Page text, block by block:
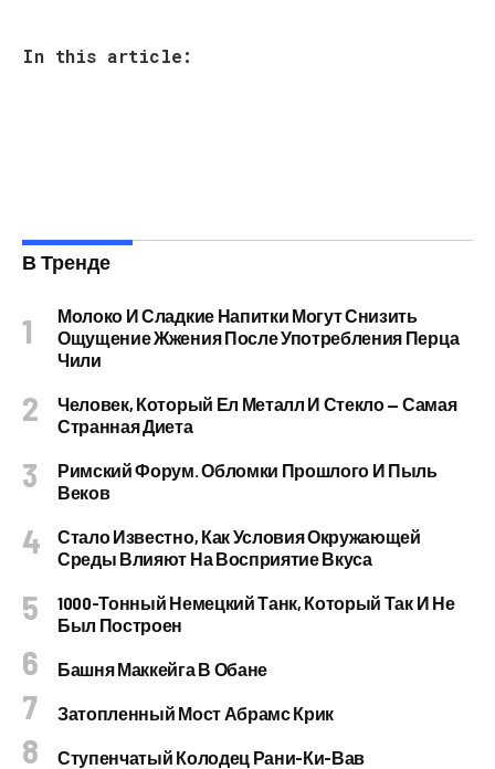
In this article:
В Тренде
Молоко И Сладкие Напитки Могут Снизить
Ощущение Жжения После Употребления Перца
Чили
Человек, Который Ел Металл И Стекло — Самая
Странная Диета
Римский Форум. Обломки Прошлого И Пыль
Веков
Стало Известно, Как Условия Окружающей
Среды Влияют На Восприятие Вкуса
1000-Тонный Немецкий Танк, Который Так И Не
Был Построен
Башня Маккейга В Обане
Затопленный Мост Абрамс Крик
Ступенчатый Колодец Рани-Ки-Вав